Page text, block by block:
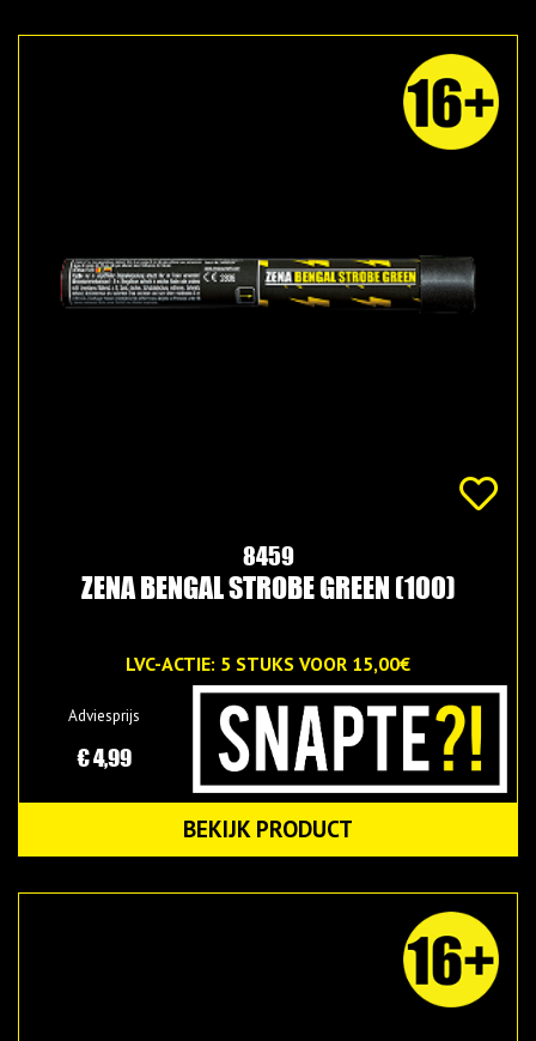
8459
ZENA BENGAL STROBE GREEN (100)
LVC-ACTIE: 5 STUKS VOOR 15,00€
Adviesprijs
€ 4,99
BEKIJK PRODUCT